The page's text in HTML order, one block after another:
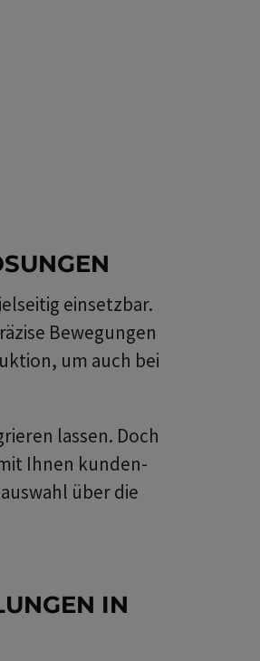
einsetzbar.
Bewegungen
um auch bei
lassen. Doch
Ihnen kunden-
über die
IN